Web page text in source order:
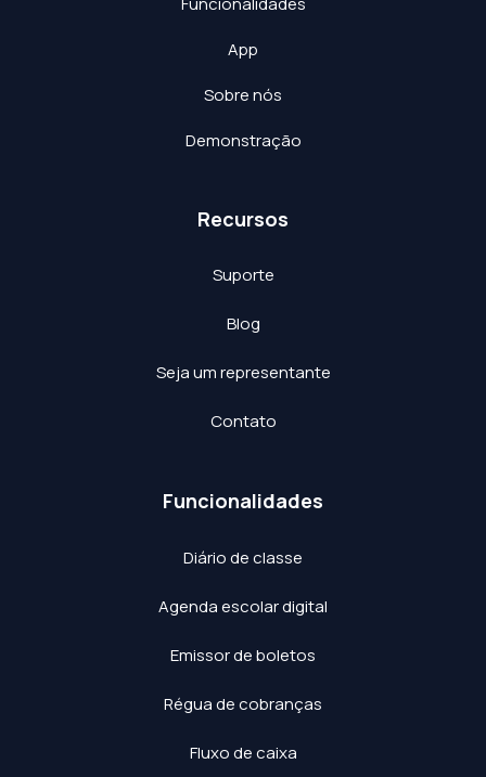
App
Sobre nós
Demonstração
Recursos
Suporte
Blog
Seja um representante
Contato
Funcionalidades
Diário de classe
Agenda escolar digital
Emissor de boletos
Régua de cobranças
Fluxo de caixa